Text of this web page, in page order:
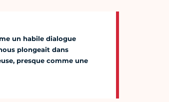
un habile dialogue
plongeait dans
presque comme une